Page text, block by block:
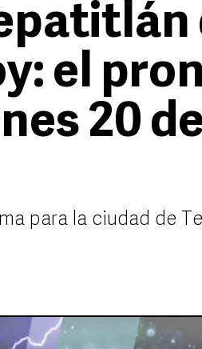
el
20
para la ciudad de